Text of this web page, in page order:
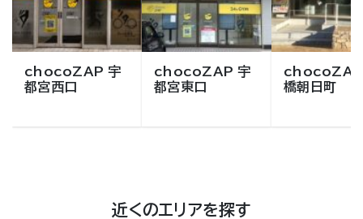
chocoZAP 宇
都宮西口
chocoZAP 宇
都宮東口
chocoZAP
橋朝日町
近くのエリアを探す